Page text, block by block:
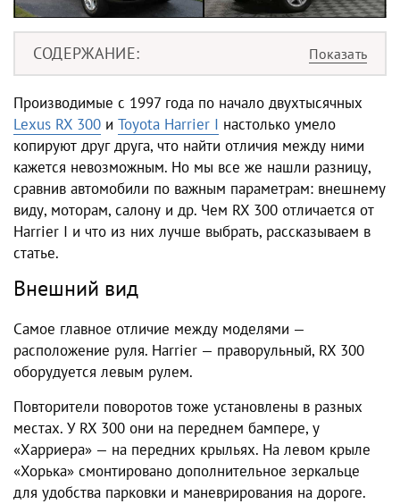
СОДЕРЖАНИЕ
Производимые с 1997 года по начало двухтысячных
Lexus RX 300 и Toyota Harrier I настолько умело
копируют друг друга, что найти отличия между ними
кажется невозможным. Но мы все же нашли разницу,
сравнив автомобили по важным параметрам: внешнему
виду, моторам, салону и др. Чем RX 300 отличается от
Harrier I и что из них лучше выбрать, рассказываем в
статье.
Внешний вид
Самое главное отличие между моделями —
расположение руля. Harrier — праворульный, RX 300
оборудуется левым рулем.
Повторители поворотов тоже установлены в разных
местах. У RX 300 они на переднем бампере, у
«Харриера» — на передних крыльях. На левом крыле
«Хорька» смонтировано дополнительное зеркальце
для удобства парковки и маневрирования на дороге.